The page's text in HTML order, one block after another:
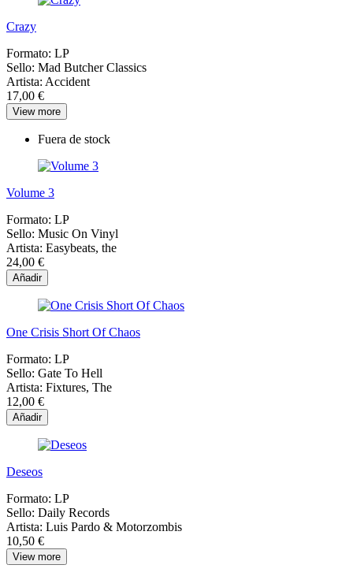
Crazy
Formato: LP
Sello: Mad Butcher Classics
Artista: Accident
17,00 €
View more
Fuera de stock
Volume 3
Formato: LP
Sello: Music On Vinyl
Artista: Easybeats, the
24,00 €
Añadir
One Crisis Short Of Chaos
Formato: LP
Sello: Gate To Hell
Artista: Fixtures, The
12,00 €
Añadir
Deseos
Formato: LP
Sello: Daily Records
Artista: Luis Pardo & Motorzombis
10,50 €
View more